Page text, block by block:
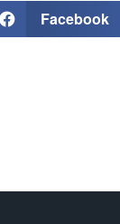
Facebook